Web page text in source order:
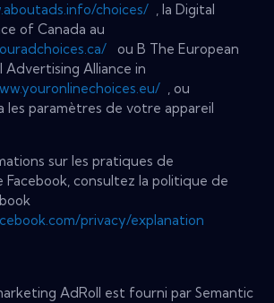
choices/ , la Digital
of Canada au
ou B The European
Alliance in
, ou
les paramètres de votre appareil
sur les pratiques de
consultez la politique de
privacy/explanation
AdRoll est fourni par Semantic